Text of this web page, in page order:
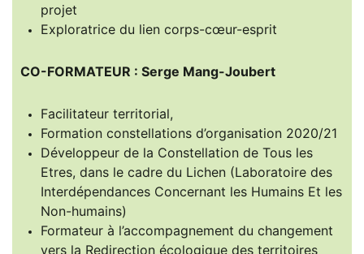
projet
Exploratrice du lien corps-cœur-esprit
CO-FORMATEUR : Serge Mang-Joubert
Facilitateur territorial,
Formation constellations d’organisation 2020/21
Développeur de la Constellation de Tous les
Etres, dans le cadre du Lichen (Laboratoire des
Interdépendances Concernant les Humains Et les
Non-humains)
Formateur à l’accompagnement du changement
vers la Redirection écologique des territoires